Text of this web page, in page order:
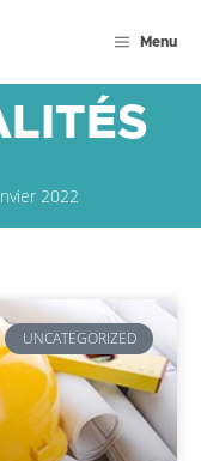
Menu
2022
UNCATEGORIZED